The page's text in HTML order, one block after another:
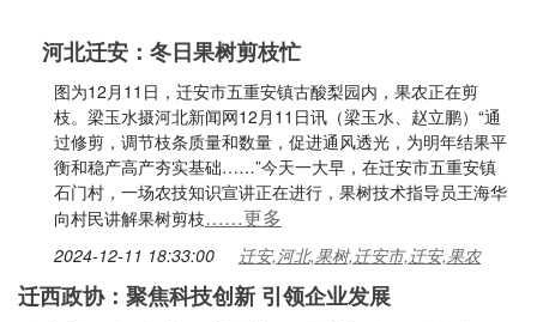
河北迁安：冬日果树剪枝忙
图为12月11日，迁安市五重安镇古酸梨园内，果农正在剪
枝。梁玉水摄河北新闻网12月11日讯（梁玉水、赵立鹏）“通
过修剪，调节枝条质量和数量，促进通风透光，为明年结果平
衡和稳产高产夯实基础……”今天一大早，在迁安市五重安镇
石门村，一场农技知识宣讲正在进行，果树技术指导员王海华
向村民讲解果树剪枝……更多
2024-12-11 18:33:00 迁安,河北,果树,迁安市,迁安,果农
迁西政协：聚焦科技创新 引领企业发展